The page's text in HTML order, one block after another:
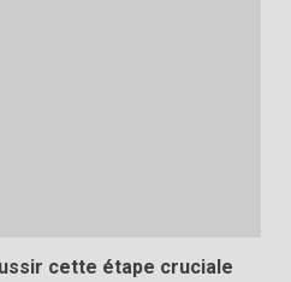
cette étape cruciale